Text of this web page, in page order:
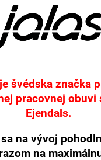
švédska značka
pracovnej obuvi
Ejendals.
na vývoj
na